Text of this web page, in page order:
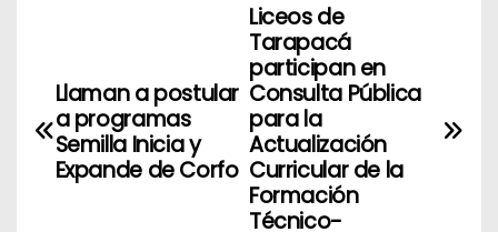
v
Liceos de
Tarapacá
participan en
Consulta Pública
para la
Actualización
Curricular de la
Formación
Técnico-
Llaman a postular
a programas
Semilla Inicia y
Expande de Corfo